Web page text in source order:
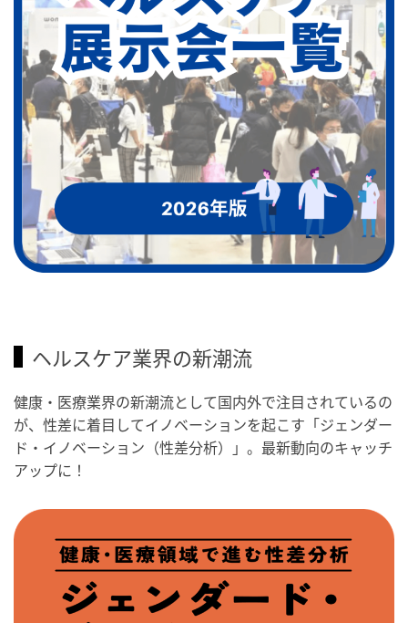
ヘルスケア業界の新潮流
健康・医療業界の新潮流として国内外で注目されているの
が、性差に着目してイノベーションを起こす「ジェンダー
ド・イノベーション（性差分析）」。最新動向のキャッチ
アップに！